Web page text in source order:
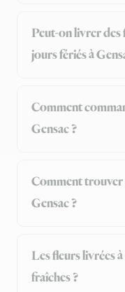
Peut-on livrer des
jours fériés à
Comment
Gensac ?
Comment
Gensac ?
Les fleurs livrées
fraîches ?